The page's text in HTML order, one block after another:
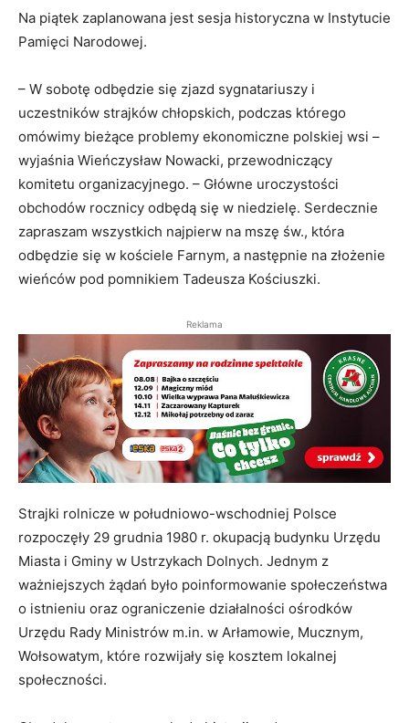
Na piątek zaplanowana jest sesja historyczna w Instytucie
Pamięci Narodowej.
– W sobotę odbędzie się zjazd sygnatariuszy i
uczestników strajków chłopskich, podczas którego
omówimy bieżące problemy ekonomiczne polskiej wsi –
wyjaśnia Wieńczysław Nowacki, przewodniczący
komitetu organizacyjnego. – Główne uroczystości
obchodów rocznicy odbędą się w niedzielę. Serdecznie
zapraszam wszystkich najpierw na mszę św., która
odbędzie się w kościele Farnym, a następnie na złożenie
wieńców pod pomnikiem Tadeusza Kościuszki.
Reklama
Strajki rolnicze w południowo-wschodniej Polsce
rozpoczęły 29 grudnia 1980 r. okupacją budynku Urzędu
Miasta i Gminy w Ustrzykach Dolnych. Jednym z
ważniejszych żądań było poinformowanie społeczeństwa
o istnieniu oraz ograniczenie działalności ośrodków
Urzędu Rady Ministrów m.in. w Arłamowie, Mucznym,
Wołsowatym, które rozwijały się kosztem lokalnej
społeczności.